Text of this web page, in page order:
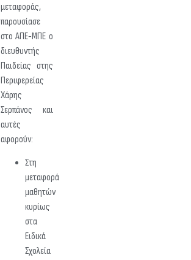
μεταφοράς,
παρουσίασε
στο ΑΠΕ-ΜΠΕ ο
διευθυντής
Παιδείας στης
Περιφερείας
Χάρης
Σερπάνος και
αυτές
αφορούν:
Στη
μεταφορά
μαθητών
κυρίως
στα
Ειδικά
Σχολεία